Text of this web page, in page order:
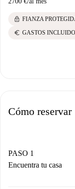
lock FIANZA
euro GASTOS
Cómo reservar
PASO 1
Encuentra tu casa